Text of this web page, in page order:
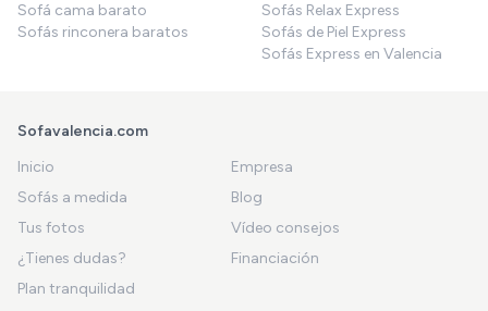
Sofá cama barato
Sofás rinconera baratos
Sofás Relax Express
Sofás de Piel Express
Sofás Express en Valencia
Sofavalencia.com
Inicio
Empresa
Sofás a medida
Blog
Tus fotos
Vídeo consejos
¿Tienes dudas?
Financiación
Plan tranquilidad